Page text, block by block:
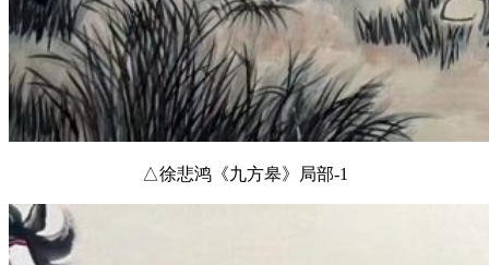
△徐悲鸿《九方皋》局部-1